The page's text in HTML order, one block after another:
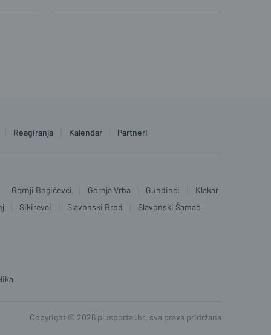
Reagiranja Kalendar Partneri
Gornji Bogićevci Gornja Vrba Gundinci
Klakar
Sikirevci Slavonski Brod
Slavonski Šamac
Copyright © 2026 plusportal.hr, sva prava pridržana